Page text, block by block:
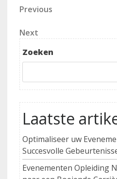
Previous
Previous
Next
Post
Next
Zoeken
Laatste
Optimaliseer uw
Succesvolle
Evenementen Opleiding